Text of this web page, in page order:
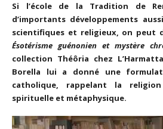
Si l’école de la Tradition de
d’importants développements
scientifiques et religieux, on peut
Ésotérisme guénonien et mystère
collection Théôria chez
Borella lui a donné une
catholique, rappelant la
spirituelle et métaphysique.